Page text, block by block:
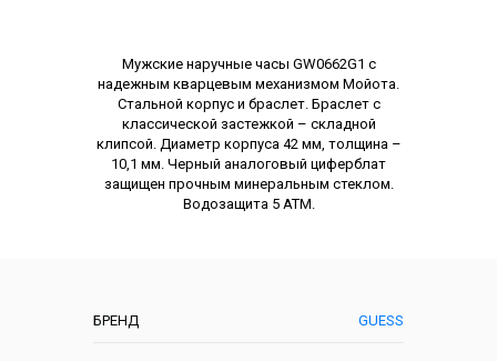
БРЕНД GUESS
Описание
Мужские наручные часы GW0662G1 с
надежным кварцевым механизмом Мойота.
Стальной корпус и браслет. Браслет с
классической застежкой – складной
клипсой. Диаметр корпуса 42 мм, толщина –
10,1 мм. Черный аналоговый циферблат
защищен прочным минеральным стеклом.
Водозащита 5 АТМ.